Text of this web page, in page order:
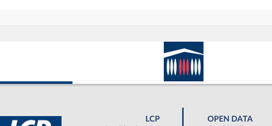
LCP
OPEN DATA